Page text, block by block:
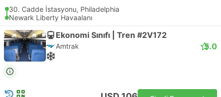
30. Cadde İstasyonu, Philadelphia
Newark Liberty Havaalanı
Ekonomi Sınıfı | Tren #2V172
Amtrak 5.0